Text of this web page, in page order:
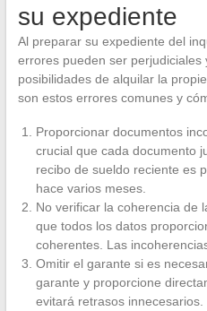
su expediente
Al preparar su expediente del
errores pueden ser perjudiciales
posibilidades de alquilar la
son estos errores comunes y
Proporcionar documentos
crucial que cada documento
recibo de sueldo reciente es
hace varios meses.
No verificar la coherencia de
que todos los datos
coherentes. Las
Omitir el garante si es
garante y proporcione
evitará retrasos innecesarios.